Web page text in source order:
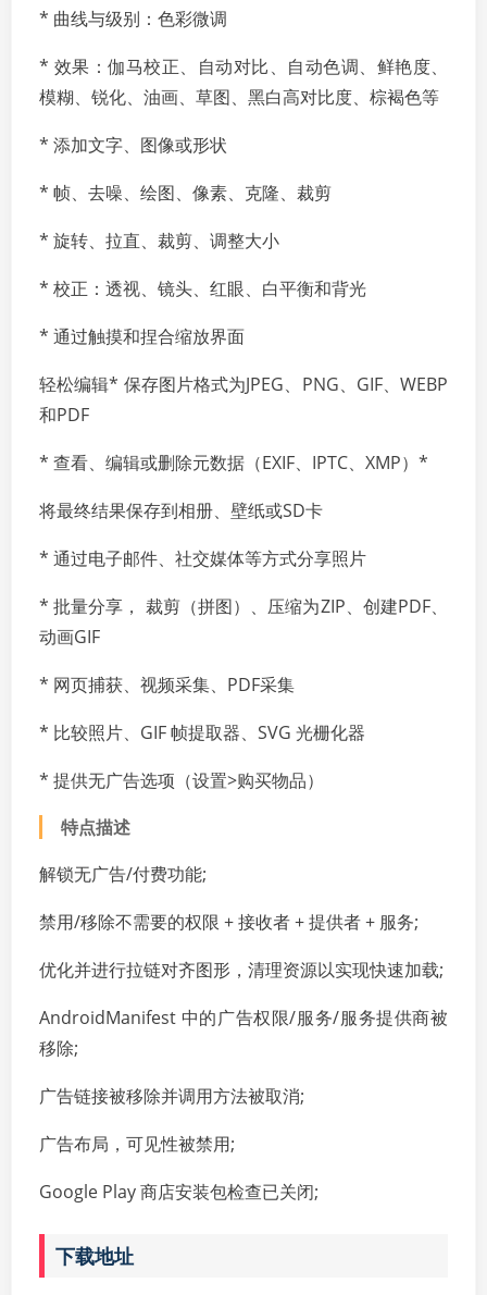
* 曲线与级别：色彩微调
* 效果：伽马校正、自动对比、自动色调、鲜艳度、
模糊、锐化、油画、草图、黑白高对比度、棕褐色等
* 添加文字、图像或形状
* 帧、去噪、绘图、像素、克隆、裁剪
* 旋转、拉直、裁剪、调整大小
* 校正：透视、镜头、红眼、白平衡和背光
* 通过触摸和捏合缩放界面
轻松编辑* 保存图片格式为JPEG、PNG、GIF、WEBP
和PDF
* 查看、编辑或删除元数据（EXIF、IPTC、XMP）*
将最终结果保存到相册、壁纸或SD卡
* 通过电子邮件、社交媒体等方式分享照片
* 批量分享， 裁剪（拼图）、压缩为ZIP、创建PDF、
动画GIF
* 网页捕获、视频采集、PDF采集
* 比较照片、GIF 帧提取器、SVG 光栅化器
* 提供无广告选项（设置>购买物品）
特点描述
解锁无广告/付费功能;
禁用/移除不需要的权限 + 接收者 + 提供者 + 服务;
优化并进行拉链对齐图形，清理资源以实现快速加载;
AndroidManifest 中的广告权限/服务/服务提供商被
移除;
广告链接被移除并调用方法被取消;
广告布局，可见性被禁用;
Google Play 商店安装包检查已关闭;
下载地址